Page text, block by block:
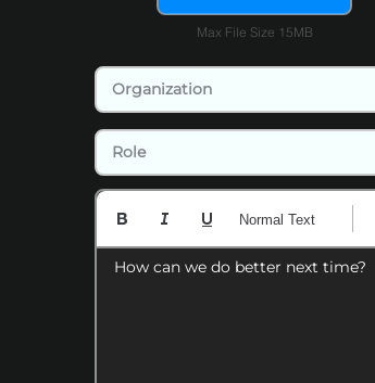
Max File Size 15MB
How can we do better next time?
Normal Text